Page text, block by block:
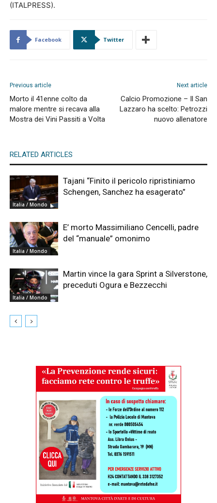
(ITALPRESS).
Facebook Twitter
Previous article
Morto il 41enne colto da
malore mentre si recava alla
Mostra dei Vini Passiti a Volta
Next article
Calcio Promozione – Il San
Lazzaro ha scelto: Petrozzi
nuovo allenatore
RELATED ARTICLES
Italia / Mondo
Tajani “Finito il pericolo ripristiniamo
Schengen, Sanchez ha esagerato”
Italia / Mondo
E’ morto Massimiliano Cencelli, padre
del “manuale” omonimo
Italia / Mondo
Martin vince la gara Sprint a Silverstone,
preceduti Ogura e Bezzecchi